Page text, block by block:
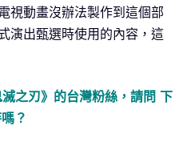
視動畫沒辦法製作到這個部
演出甄選時使用的內容，這
之刃》的台灣粉絲，請問 下
？